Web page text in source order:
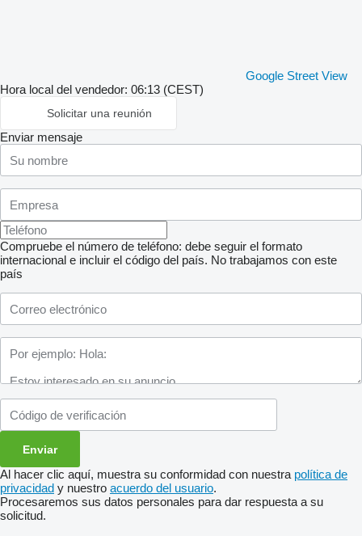
Google Street View
Hora local del vendedor: 06:13 (CEST)
Solicitar una reunión
Enviar mensaje
Compruebe el número de teléfono: debe seguir el formato
internacional e incluir el código del país. No trabajamos con este
país
Al hacer clic aquí, muestra su conformidad con nuestra política de
privacidad y nuestro acuerdo del usuario.
Procesaremos sus datos personales para dar respuesta a su
solicitud.